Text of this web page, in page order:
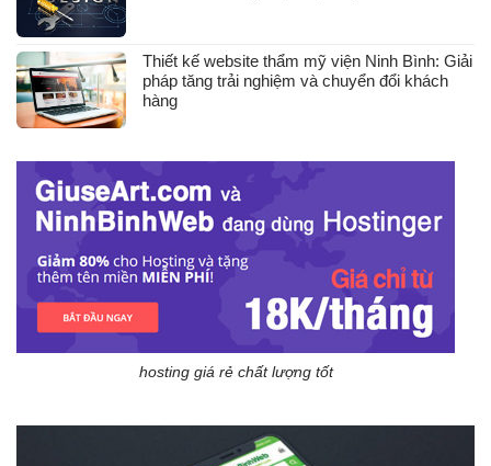
Thiết kế website thẩm mỹ viện Ninh Bình: Giải
pháp tăng trải nghiệm và chuyển đổi khách
hàng
hosting giá rẻ chất lượng tốt